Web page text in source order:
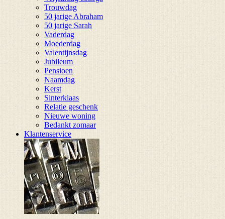
Trouwdag
50 jarige Abraham
50 jarige Sarah
Vaderdag
Moederdag
Valentijnsdag
Jubileum
Pensioen
Naamdag
Kerst
Sinterklaas
Relatie geschenk
Nieuwe woning
Bedankt zomaar
Klantenservice